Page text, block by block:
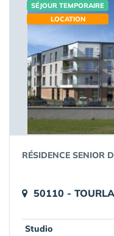
SÉJOUR TEMPORAIRE
LOCATION
RÉSIDENCE SENIOR
50110 -
Studio